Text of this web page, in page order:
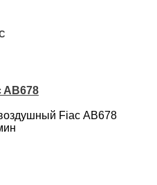
AB678
Fiac АВ678